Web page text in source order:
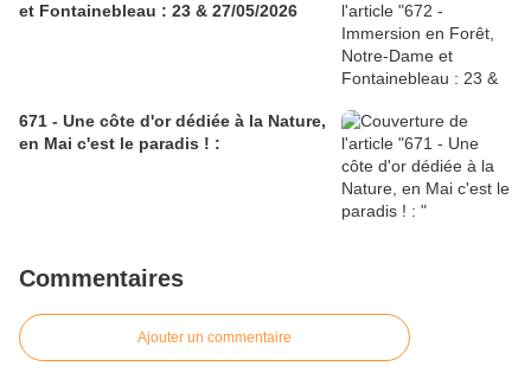
et Fontainebleau : 23 & 27/05/2026
671 - Une côte d'or dédiée à la Nature,
en Mai c'est le paradis ! :
Commentaires
Ajouter un commentaire